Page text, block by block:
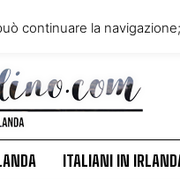
IN IRLANDA
IN IRLANDA
NEWS
ITALIANI IN
continuare la